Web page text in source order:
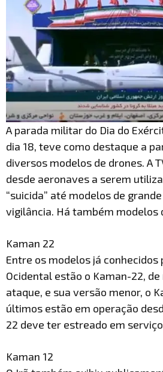
A parada militar do Dia do
dia 18, teve como destaque a
diversos modelos de drones. A
desde aeronaves a serem
“suicida” até modelos de
vigilância. Há também modelos
Kaman 22
Entre os modelos já conhecidos
Ocidental estão o Kaman-22,
ataque, e sua versão menor, o
últimos estão em operação
22 deve ter estreado em
Kaman 12